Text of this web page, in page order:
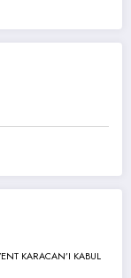
KARACAN’I KABUL